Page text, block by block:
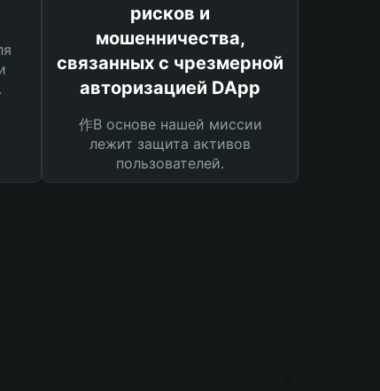
рисков и
мошенничества,
связанных с чрезмерной
авторизацией DApp
作В основе нашей миссии
лежит защита активов
пользователей.